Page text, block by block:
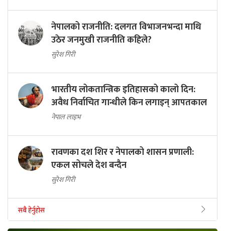
नेपालको राजनीति: दलगत विभाजनभन्दा माथि
उठेर जनमुखी राजनीति कहिले?
सुरेश गिरी
भारतीय लोकतान्त्रिक इतिहासको कालो दिन:
अवैध निर्वाचित गान्धीले किन लगाइन् आपतकाल
नेपाल लाइभ
रावणका दश शिर र नेपालको शासन प्रणाली:
एकल सोचले देश बन्दैन
सुरेश गिरी
सबै हेर्नुहोस